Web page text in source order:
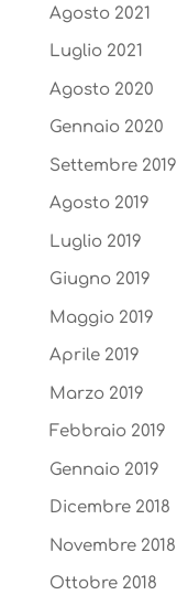
Agosto 2021
Luglio 2021
Agosto 2020
Gennaio 2020
Settembre 2019
Agosto 2019
Luglio 2019
Giugno 2019
Maggio 2019
Aprile 2019
Marzo 2019
Febbraio 2019
Gennaio 2019
Dicembre 2018
Novembre 2018
Ottobre 2018